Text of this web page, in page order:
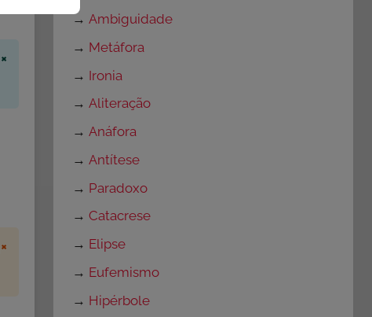
×
×
→Ambiguidade
→ Metáfora
→ Ironia
→Aliteração
→Anáfora
→Antítese
→ Paradoxo
→Catacrese
→ Elipse
→ Eufemismo
→ Hipérbole